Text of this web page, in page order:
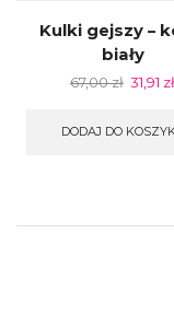
Kulki gejszy –
biały
67,00zł 31,91 zł
DODAJ DO